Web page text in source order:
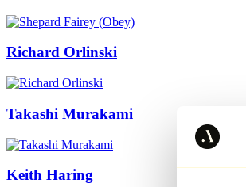
Richard Orlinski
Takashi Murakami
Keith Haring